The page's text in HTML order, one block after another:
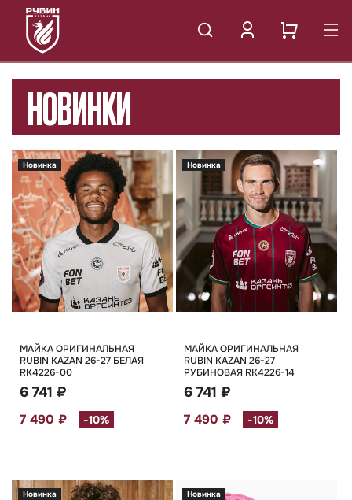
НОВИНКИ
Новинка
МАЙКА ОРИГИНАЛЬНАЯ
RUBIN KAZAN 26-27 БЕЛАЯ
RK4226-00
6 741 ₽
7 490 ₽ -10%
Новинка
МАЙКА ОРИГИНАЛЬНАЯ
RUBIN KAZAN 26-27
РУБИНОВАЯ RK4226-14
6 741 ₽
7 490 ₽ -10%
Новинка Новинка